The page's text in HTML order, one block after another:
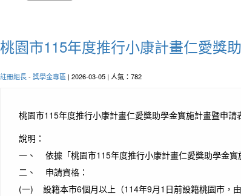
桃園市115年度推行小康計畫仁愛獎
註冊組長- 獎學金專區 | 2026-03-05 | 人氣：782
桃園市115年度推行小康計畫仁愛獎助學金實施計畫暨申
說明：
一、 依據「桃園市115年度推行小康計畫仁愛獎助學金實
二、 申請資格：
(一) 設籍本市6個月以上（114年9月1日前設籍桃園市，